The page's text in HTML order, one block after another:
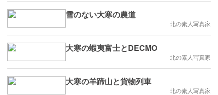
雪のない大寒の農道
北の素人写真家
大寒の蝦夷富士とDECMO
北の素人写真家
大寒の羊蹄山と貨物列車
北の素人写真家